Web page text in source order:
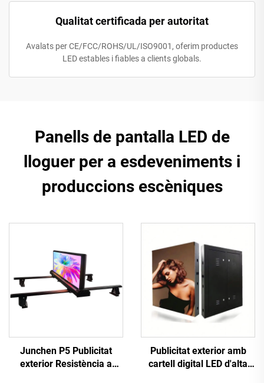
Qualitat certificada per autoritat
Avalats per CE/FCC/ROHS/UL/ISO9001, oferim productes
LED estables i fiables a clients globals.
Panells de pantalla LED de
lloguer per a esdeveniments i
produccions escèniques
Junchen P5 Publicitat
exterior Resistència a
Publicitat exterior amb
cartell digital LED d'alta